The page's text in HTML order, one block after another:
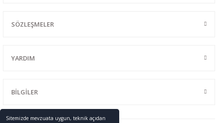
Sitemizde mevzuata uygun, teknik açıdan
SÖZLEŞMELER
YARDIM
BİLGİLER